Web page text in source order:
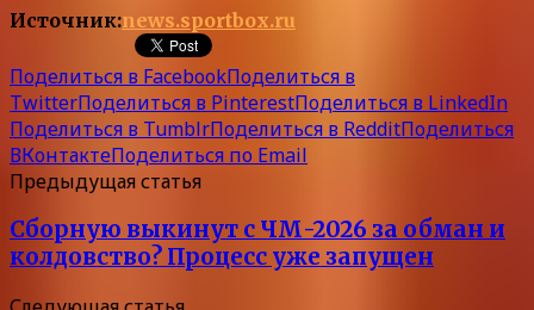
Источник:news.sportbox.ru
Поделиться в FacebookПоделиться в
TwitterПоделиться в PinterestПоделиться в LinkedIn
Поделиться в TumblrПоделиться в RedditПоделиться
ВКонтактеПоделиться по Email
Предыдущая статья
Сборную выкинут с ЧМ-2026 за обман и
колдовство? Процесс уже запущен